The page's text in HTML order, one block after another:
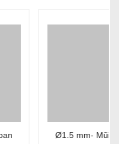
Ø1.5 mm- Mũi Khoan